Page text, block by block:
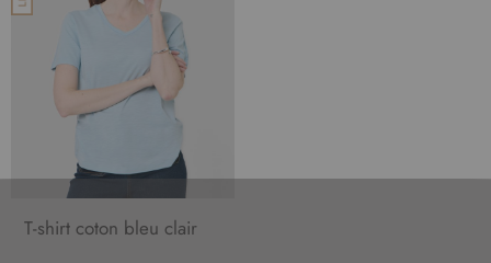
T-shirt coton bleu clair